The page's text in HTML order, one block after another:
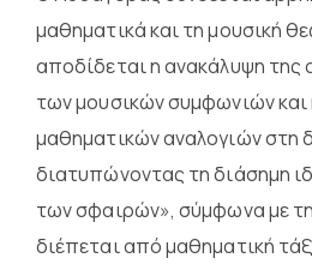
μαθηματικά και τη μουσική
αποδίδεται η ανακάλυψη της
των μουσικών συμφωνιών
μαθηματικών αναλογιών στη
διατυπώνοντας τη διάσημη
των σφαιρών», σύμφωνα με
διέπεται από μαθηματική